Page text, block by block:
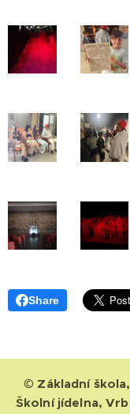
Share
© Základní
Školní jídelna,